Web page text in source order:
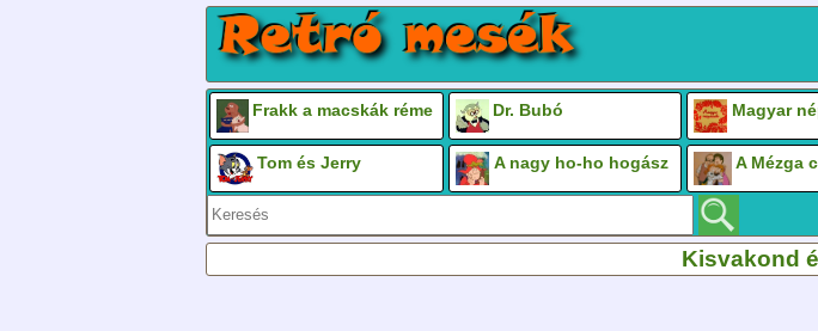
Frakk a macskák réme Dr. Bubó Magyar
Tom és Jerry A nagy ho-ho hogász A Mézga
Kisvakond